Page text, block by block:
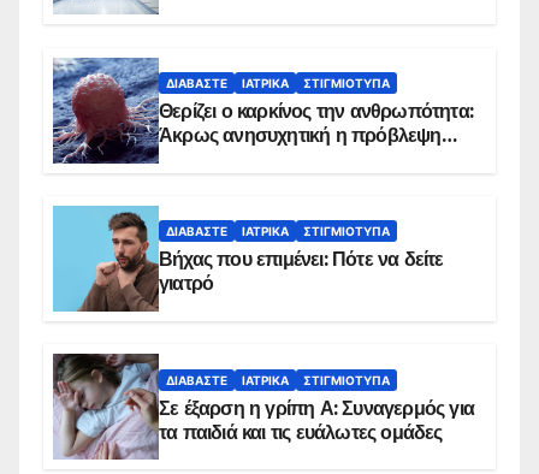
ΔΙΑΒΆΣΤΕ ΙΑΤΡΙΚΆ ΣΤΙΓΜΙΌΤΥΠΑ
Θερίζει ο καρκίνος την ανθρωπότητα:
Άκρως ανησυχητική η πρόβλεψη…
ΔΙΑΒΆΣΤΕ ΙΑΤΡΙΚΆ ΣΤΙΓΜΙΌΤΥΠΑ
Βήχας που επιμένει: Πότε να δείτε
γιατρό
ΔΙΑΒΆΣΤΕ ΙΑΤΡΙΚΆ ΣΤΙΓΜΙΌΤΥΠΑ
Σε έξαρση η γρίπη Α: Συναγερμός για
τα παιδιά και τις ευάλωτες ομάδες